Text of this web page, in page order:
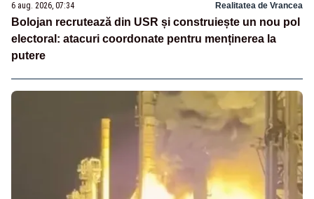
6 aug. 2026, 07:34 Realitatea de Vrancea
Bolojan recrutează din USR și construiește un nou pol
electoral: atacuri coordonate pentru menținerea la
putere